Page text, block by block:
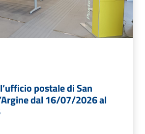
postale di San
dal 16/07/2026 al